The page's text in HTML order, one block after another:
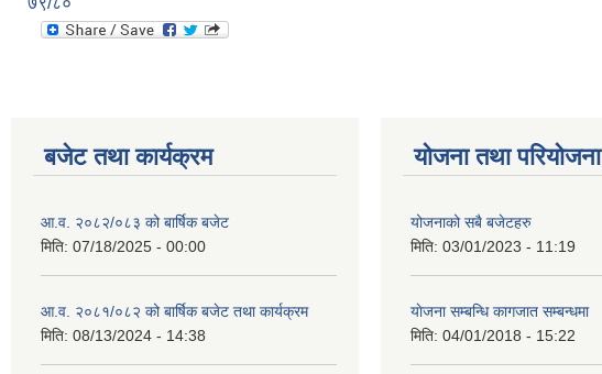
बजेट तथा कार्यक्रम
आ.व. २०८२/०८३ को बार्षिक बजेट
मिति: 07/18/2025 - 00:00
आ.व. २०८१/०८२ को बार्षिक बजेट तथा कार्यक्रम
मिति: 08/13/2024 - 14:38
योजना तथा परियोजना
योजनाको सबै बजेटहरु
मिति: 03/01/2023 - 11:19
याेजना सम्बन्धि कागजात सम्बन्धमा
मिति: 04/01/2018 - 15:22